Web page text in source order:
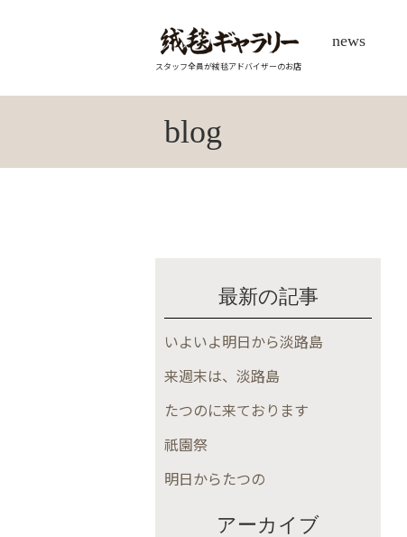
スタッフ全員が絨毯アドバイザーのお店
news
blog
最新の記事
いよいよ明日から淡路島
来週末は、淡路島
たつのに来ております
祇園祭
明日からたつの
アーカイブ